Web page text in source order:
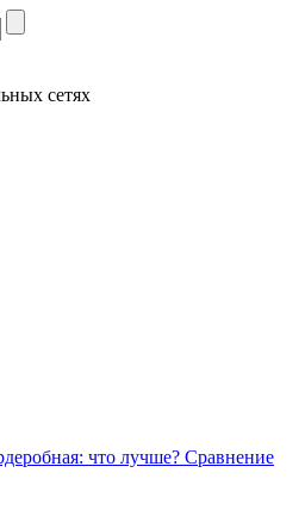
сетях
что лучше? Сравнение